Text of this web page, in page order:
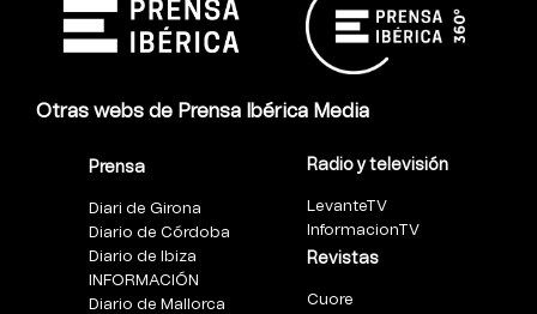
Otras webs de Prensa Ibérica Media
Prensa
Diari de Girona
Diario de Córdoba
Diario de Ibiza
INFORMACIÓN
Diario de Mallorca
Radio y televisión
LevanteTV
InformacionTV
Revistas
Cuore